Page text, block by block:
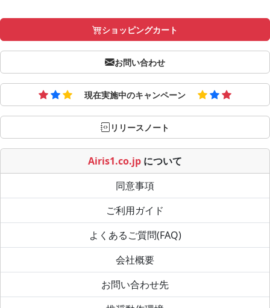
ショッピングカート
お問い合わせ
現在実施中のキャンペーン
リリースノート
Airis1.co.jp について
同意事項
ご利用ガイド
よくあるご質問(FAQ)
会社概要
お問い合わせ先